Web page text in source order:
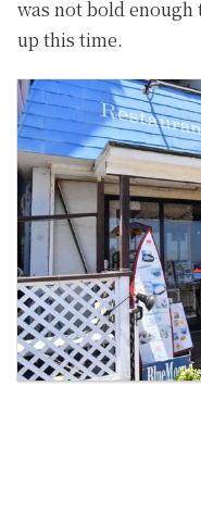
was not bold enough
up this time.